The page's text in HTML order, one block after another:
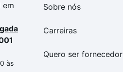
em
às
Sobre nós
Carreiras
Quero ser fornecedor